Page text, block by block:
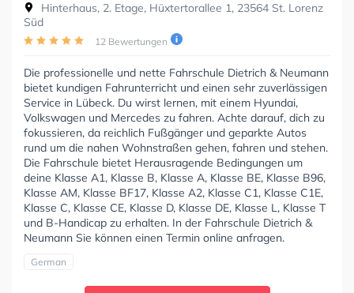
Hinterhaus, 2. Etage, Hüxtertorallee 1, 23564 St. Lorenz
Süd
12 Bewertungen
Die professionelle und nette Fahrschule Dietrich & Neumann
bietet kundigen Fahrunterricht und einen sehr zuverlässigen
Service in Lübeck. Du wirst lernen, mit einem Hyundai,
Volkswagen und Mercedes zu fahren. Achte darauf, dich zu
fokussieren, da reichlich Fußgänger und geparkte Autos
rund um die nahen Wohnstraßen gehen, fahren und stehen.
Die Fahrschule bietet Herausragende Bedingungen um
deine Klasse A1, Klasse B, Klasse A, Klasse BE, Klasse B96,
Klasse AM, Klasse BF17, Klasse A2, Klasse C1, Klasse C1E,
Klasse C, Klasse CE, Klasse D, Klasse DE, Klasse L, Klasse T
und B-Handicap zu erhalten. In der Fahrschule Dietrich &
Neumann Sie können einen Termin online anfragen.
German